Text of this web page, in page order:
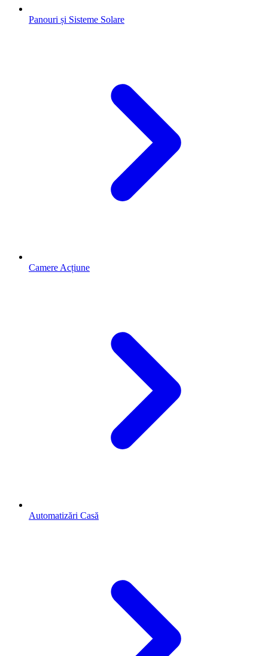
Panouri și Sisteme Solare
Camere Acțiune
Automatizări Casă